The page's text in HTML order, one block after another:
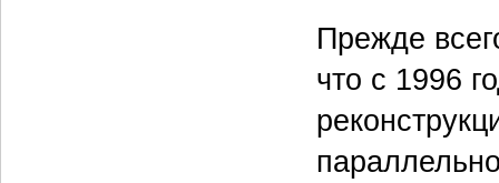
Прежде
что с 1996